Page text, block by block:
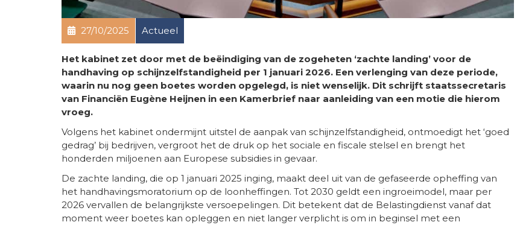
27/10/2025 Actueel
Het kabinet zet door met de beëindiging van de zogeheten ‘zachte landing’ voor de
handhaving op schijnzelfstandigheid per 1 januari 2026. Een verlenging van deze periode,
waarin nu nog geen boetes worden opgelegd, is niet wenselijk. Dit schrijft staatssecretaris
van Financiën Eugène Heijnen in een Kamerbrief naar aanleiding van een motie die hierom
vroeg.
Volgens het kabinet ondermijnt uitstel de aanpak van schijnzelfstandigheid, ontmoedigt het ‘goed
gedrag’ bij bedrijven, vergroot het de druk op het sociale en fiscale stelsel en brengt het
honderden miljoenen aan Europese subsidies in gevaar.
De zachte landing, die op 1 januari 2025 inging, maakt deel uit van de gefaseerde opheffing van
het handhavingsmoratorium op de loonheffingen. Tot 2030 geldt een ingroeimodel, maar per
2026 vervallen de belangrijkste versoepelingen. Dit betekent dat de Belastingdienst vanaf dat
moment weer boetes kan opleggen en niet langer verplicht is om in beginsel met een